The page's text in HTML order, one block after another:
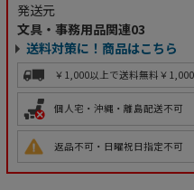
発送元
文具・事務用品関連03
送料対策に！商品はこちら
￥1,000以上で送料無料 ￥
個人宅・沖縄・離島配送不可
返品不可・日曜祝日指定不可